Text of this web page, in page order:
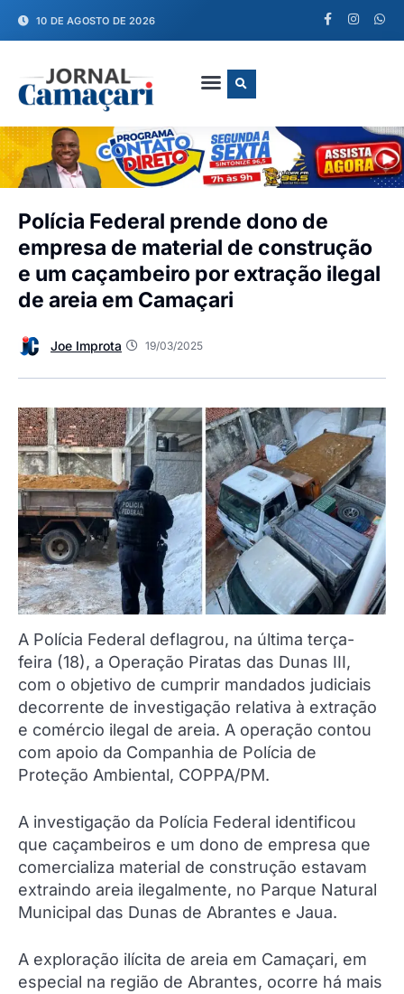
10 DE AGOSTO DE 2026
Polícia Federal prende dono de
empresa de material de construção
e um caçambeiro por extração ilegal
de areia em Camaçari
Joe Improta 19/03/2025
A Polícia Federal deflagrou, na última terça-
feira (18), a Operação Piratas das Dunas III,
com o objetivo de cumprir mandados judiciais
decorrente de investigação relativa à extração
e comércio ilegal de areia. A operação contou
com apoio da Companhia de Polícia de
Proteção Ambiental, COPPA/PM.
A investigação da Polícia Federal identificou
que caçambeiros e um dono de empresa que
comercializa material de construção estavam
extraindo areia ilegalmente, no Parque Natural
Municipal das Dunas de Abrantes e Jaua.
A exploração ilícita de areia em Camaçari, em
especial na região de Abrantes, ocorre há mais